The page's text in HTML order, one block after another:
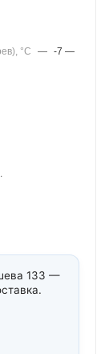
°C
— -7 —
133 —